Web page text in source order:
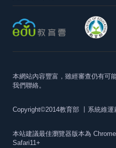
本網站內容豐富，雖經審查仍有可
我們聯絡。
Copyright©2014教育部 丨系統維
本站建議最佳瀏覽器版本為
Safari11+